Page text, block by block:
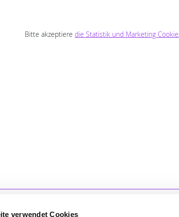
verwendet Cookies
und
Bitte akzeptiere die Statistik und Marketing